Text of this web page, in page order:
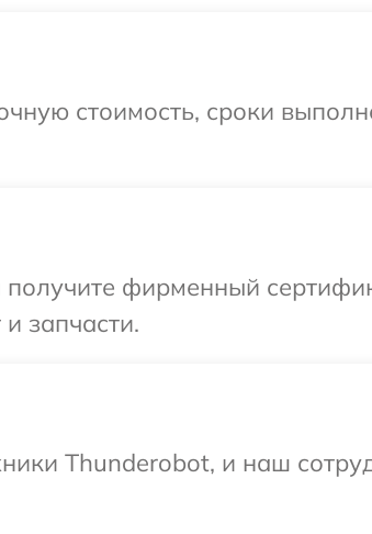
стоимость, сроки
фирменный
запчасти.
Thunderobot, и наш